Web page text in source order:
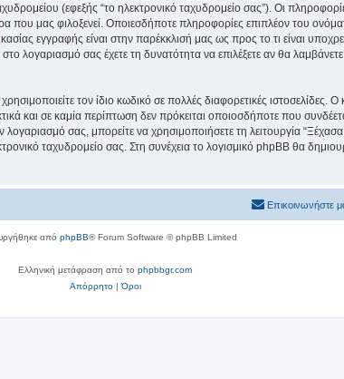
(εφεξής “το ηλεκτρονικό ταχυδρομείο σας”). Οι
μας φιλοξενεί. Οποιεσδήποτε πληροφορίες επιπλέον του
εγγραφής είναι στην παρέκκλισή μας ως προς το τι είναι
λογαριασμό σας έχετε τη δυνατότητα να επιλέξετε αν θα
τον ίδιο κωδικό σε πολλές διαφορετικές ιστοσελίδες.
και σε καμία περίπτωση δεν πρόκειται οποιοσδήποτε που
σας, μπορείτε να χρησιμοποιήσετε τη λειτουργία
ταχυδρομείο σας. Στη συνέχεια το λογισμικό phpBB θα
Επικοινωνήστε
από phpBB® Forum Software © phpBB Limited
Ελληνική μετάφραση από το phpbbgr.com
Απόρρητο|Όροι